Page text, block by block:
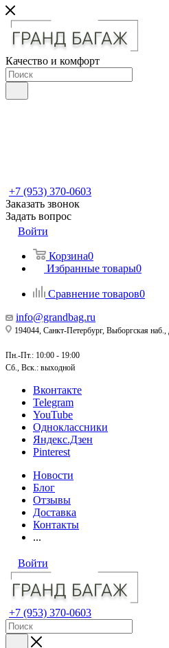
Качество и комфорт
+7 (953) 370-0603
Заказать звонок
Задать вопрос
Войти
Корзина0
Избранные товары0
Сравнение товаров0
info@grandbag.ru
194044, Санкт-Петербург, Выборгская
Пн.-Пт.: 10:00 - 19:00
Сб., Вск.: выходной
Вконтакте
Telegram
YouTube
Одноклассники
Яндекс.Дзен
Pinterest
Новости
Блог
Отзывы
Доставка
Контакты
...
Войти
+7 (953) 370-0603